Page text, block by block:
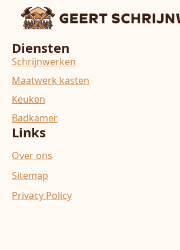
Diensten
Schrijnwerken
Maatwerk kasten
Keuken
Badkamer
Links
Over ons
Sitemap
Privacy Policy